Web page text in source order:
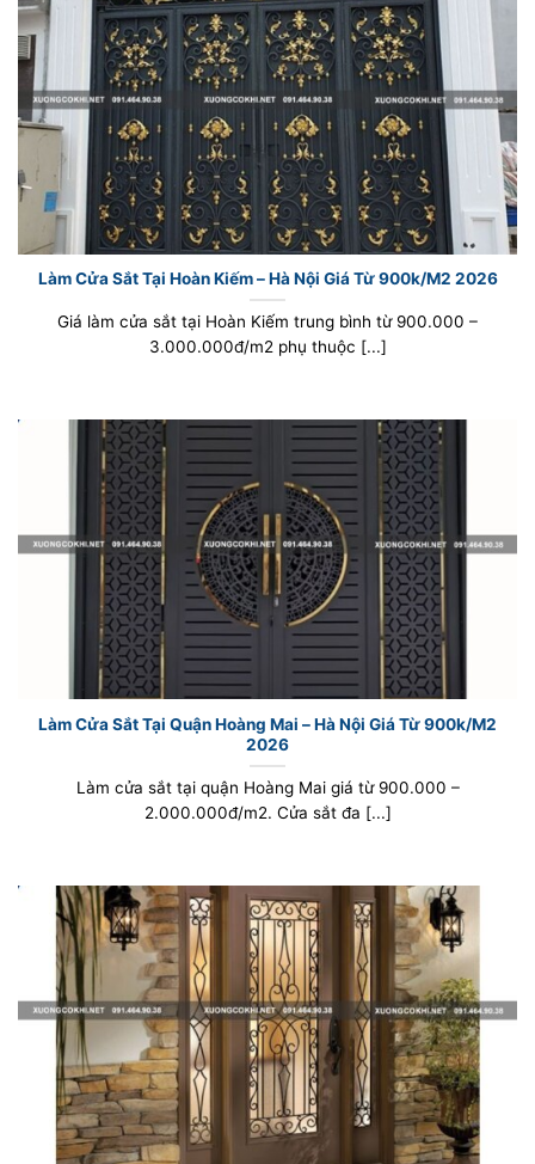
Làm Cửa Sắt Tại Hoàn Kiếm – Hà Nội Giá Từ 900k/M2 2026
Giá làm cửa sắt tại Hoàn Kiếm trung bình từ 900.000 –
3.000.000đ/m2 phụ thuộc [...]
Làm Cửa Sắt Tại Quận Hoàng Mai – Hà Nội Giá Từ 900k/M2
2026
Làm cửa sắt tại quận Hoàng Mai giá từ 900.000 –
2.000.000đ/m2. Cửa sắt đa [...]